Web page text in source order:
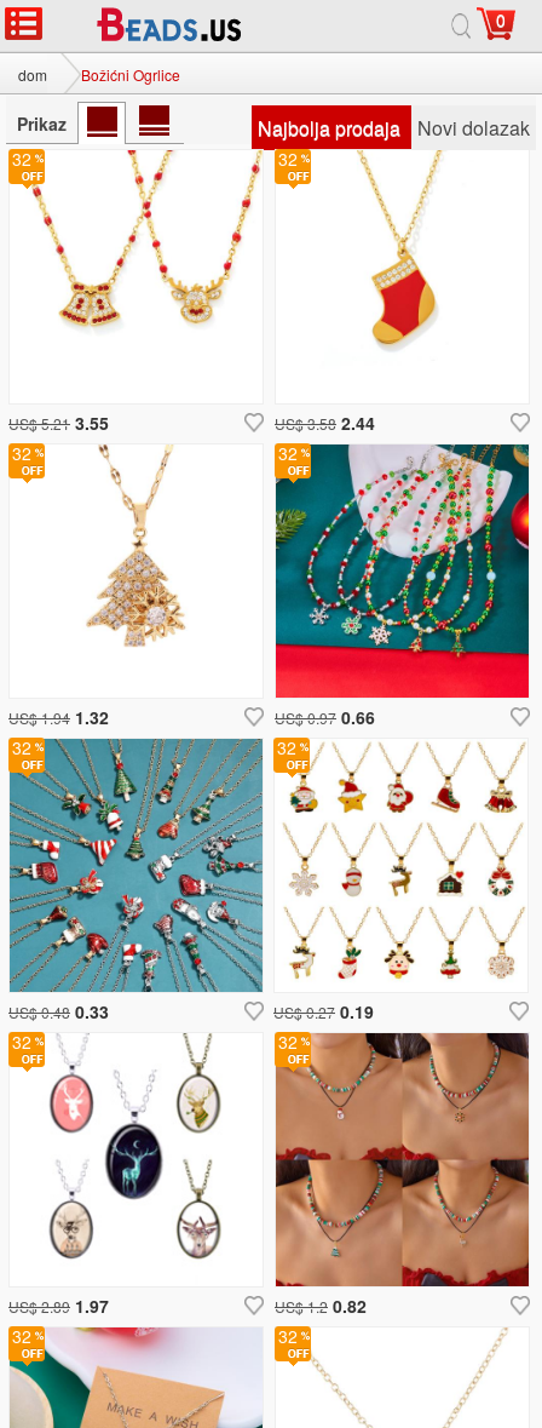
0
dom Božićni Ogrlice
Prikaz Najbolja prodaja Novi dolazak
32
US$ 2.89 1.97
32
US$ 0.97 0.66
32
US$ 1.2 0.82
32
US$ 5.21 3.55
32
US$ 3.58 2.44
32
US$ 1.94 1.32
32
US$ 0.48 0.33
32
32
US$ 0.27 0.19
32